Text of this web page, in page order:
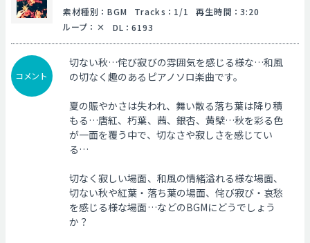
素材種別 ： BGM Tracks ： 1/1 再生時間 ： 3:20
ループ ： DL ： 6193
コメント
切ない秋…侘び寂びの雰囲気を感じる様な…和風
の切なく趣のあるピアノソロ楽曲です。
夏の賑やかさは失われ、舞い散る落ち葉は降り積
もる…唐紅、朽葉、茜、銀杏、黄檗…秋を彩る色
が一面を覆う中で、切なさや寂しさを感じてい
る…
切なく寂しい場面、和風の情緒溢れる様な場面、
切ない秋や紅葉・落ち葉の場面、侘び寂び・哀愁
を感じる様な場面…などのBGMにどうでしょう
か？